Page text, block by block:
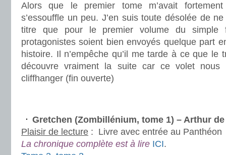
Alors que le premier tome m’avait
s’essouffle un peu. J’en suis toute désolée de
titre que pour le premier volume du simple
protagonistes soient bien envoyés quelque part
histoire. Il n’empêche qu’il me tarde à ce que le
découvre vraiment la suite car ce volet
cliffhanger (fin ouverte)
Gretchen (Zombillénium, tome 1) – Arthur de
Plaisir de lecture : Livre avec entrée au Panthéon
La chronique complète est à lire ICI.